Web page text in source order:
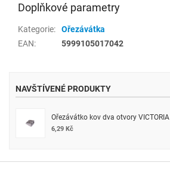
Doplňkové parametry
Kategorie:
Ořezávátka
EAN: 5999105017042
NAVŠTÍVENÉ PRODUKTY
Ořezávátko kov dva otvory VICTORIA
6,29 Kč